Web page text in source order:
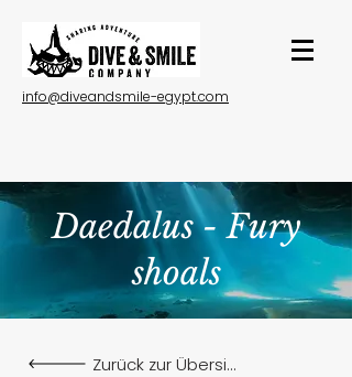
info@diveandsmile-egypt.com
Daedalus - Fury
shoals
Zurück zur Übersicht